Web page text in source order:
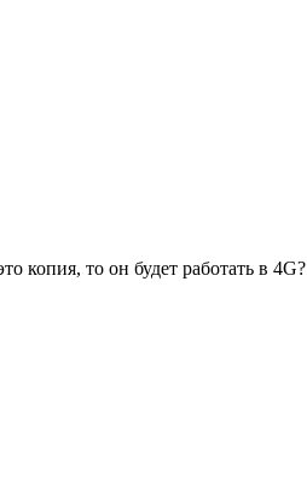
копия, то он будет работать в 4G?